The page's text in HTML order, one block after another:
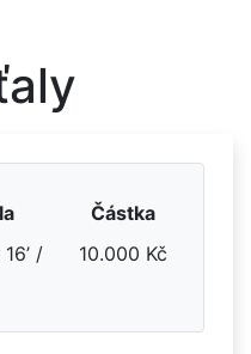
Částka
/
10.000 Kč